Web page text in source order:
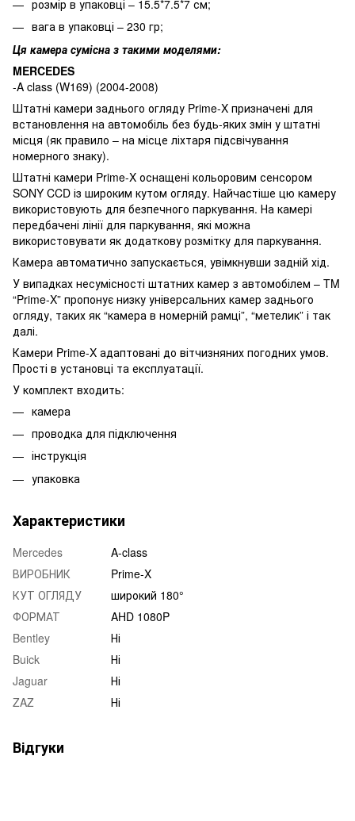
розмір в упаковці – 15.5*7.5*7 см;
вага в упаковці – 230 гр;
Ця камера сумісна з такими моделями:
MERCEDES
-A class (W169) (2004-2008)
Штатні камери заднього огляду Prime-X призначені для
встановлення на автомобіль без будь-яких змін у штатні
місця (як правило – на місце ліхтаря підсвічування
номерного знаку).
Штатні камери Prime-X оснащені кольоровим сенсором
SONY CCD із широким кутом огляду. Найчастіше цю камеру
використовують для безпечного паркування. На камері
передбачені лінії для паркування, які можна
використовувати як додаткову розмітку для паркування.
Камера автоматично запускається, увімкнувши задній хід.
У випадках несумісності штатних камер з автомобілем – TM
“Prime-X” пропонує низку універсальних камер заднього
огляду, таких як “камера в номерній рамці”, “метелик” і так
далі.
Камери Prime-X адаптовані до вітчизняних погодних умов.
Прості в установці та експлуатації.
У комплект входить:
камера
проводка для підключення
інструкція
упаковка
Характеристики
Mercedes
A-class
ВИРОБНИК
Prime-X
КУТ ОГЛЯДУ
широкий 180°
ФОРМАТ
AHD 1080P
Bentley
Ні
Buick
Ні
Jaguar
Ні
ZAZ
Ні
Відгуки